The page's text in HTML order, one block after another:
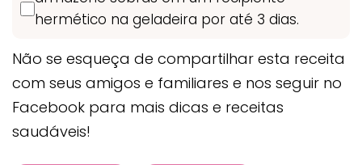
hermético na geladeira por até 3 dias.
Não se esqueça de compartilhar esta receita
com seus amigos e familiares e nos seguir no
Facebook para mais dicas e receitas
saudáveis!